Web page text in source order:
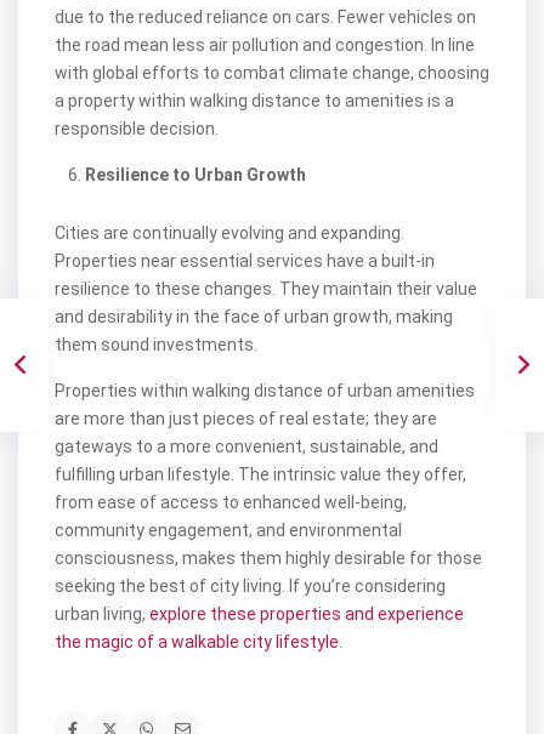
due to the reduced reliance on cars. Fewer vehicles on
the road mean less air pollution and congestion. In line
with global efforts to combat climate change, choosing
a property within walking distance to amenities is a
responsible decision.
Resilience to Urban Growth
Cities are continually evolving and expanding.
Properties near essential services have a built-in
resilience to these changes. They maintain their value
and desirability in the face of urban growth, making
them sound investments.
Properties within walking distance of urban amenities
are more than just pieces of real estate; they are
gateways to a more convenient, sustainable, and
fulfilling urban lifestyle. The intrinsic value they offer,
from ease of access to enhanced well-being,
community engagement, and environmental
consciousness, makes them highly desirable for those
seeking the best of city living. If you’re considering
urban living, explore these properties and experience
the magic of a walkable city lifestyle